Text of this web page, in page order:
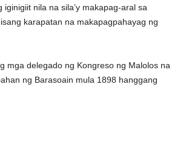
iginigiit nila na sila’y makapag-aral sa
karapatan na makapagpahayag ng
mga delegado ng Kongreso ng Malolos na
ng Barasoain mula 1898 hanggang